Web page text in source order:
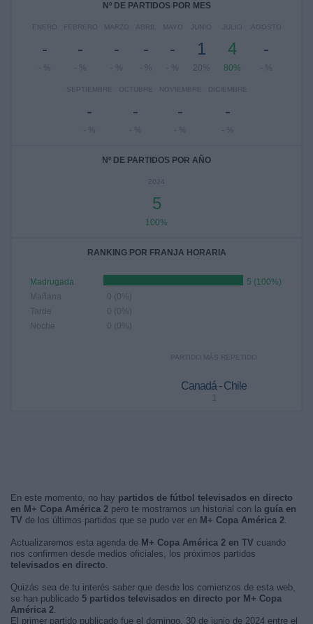
Nº DE PARTIDOS POR MES
ENERO
-
- %
FEBRERO
-
- %
MARZO
-
- %
ABRIL
-
- %
MAYO
-
- %
JUNIO
1
20%
JULIO
4
80%
AGOSTO
-
- %
SEPTIEMBRE
-
- %
OCTUBRE
-
- %
NOVIEMBRE
-
- %
DICIEMBRE
-
- %
Nº DE PARTIDOS POR AÑO
2024
5
100%
RANKING POR FRANJA HORARIA
Madrugada
5 (100%)
Mañana
0 (0%)
Tarde
0 (0%)
Noche
0 (0%)
PARTIDO MÁS REPETIDO
Canadá - Chile
1
En este momento, no hay partidos de fútbol televisados en directo
en M+ Copa América 2 pero te mostramos un historial con la guía en
TV de los últimos partidos que se pudo ver en M+ Copa América 2.
Actualizaremos esta agenda de M+ Copa América 2 en TV cuando
nos confirmen desde medios oficiales, los próximos partidos
televisados en directo.
Quizás sea de tu interés saber que desde los comienzos de esta web,
se han publicado 5 partidos televisados en directo por M+ Copa
América 2.
El primer partido publicado fue el domingo, 30 de junio de 2024 entre el